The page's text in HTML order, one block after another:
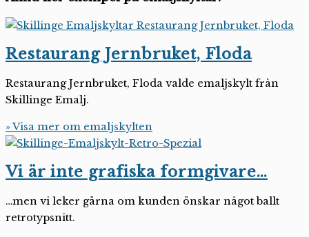
Restaurang Jernbruket, Floda
Restaurang Jernbruket, Floda valde emaljskylt från
Skillinge Emalj.
» Visa mer om emaljskylten
Vi är inte grafiska formgivare…
…men vi leker gärna om kunden önskar något ballt
retrotypsnitt.